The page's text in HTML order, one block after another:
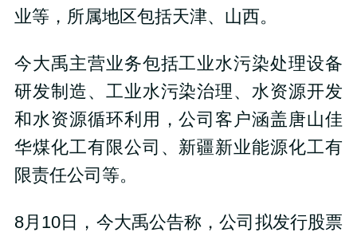
业等，所属地区包括天津、山西。
今大禹主营业务包括工业水污染处理设备
研发制造、工业水污染治理、水资源开发
和水资源循环利用，公司客户涵盖唐山佳
华煤化工有限公司、新疆新业能源化工有
限责任公司等。
8月10日，今大禹公告称，公司拟发行股票